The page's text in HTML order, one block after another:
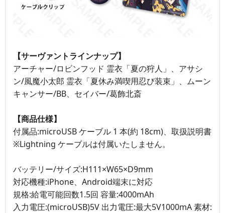
【サーヴァントラインナップ】
アーチャー/ロビンフッド 霊衣「夏の狩人」、アサシ
ン/風魔小太郎 霊衣「夏休み満喫用忍び装束」、ムーン
キャンサー/BB、セイバー/葛飾北斎
【商品仕様】
付属品:microUSB ケーブル 1 本(約 18cm)、取扱説明書
※Lightning ケーブルは付属いたしません。
バッテリー/サイズ:H111×W65×D9mm
対応機種:iPhone、Android端末に対応
規格:給電可能回数1.5回 容量:4000mAh
入力電圧:(microUSB)5V 出力電圧:最大5V1000mA 素材: